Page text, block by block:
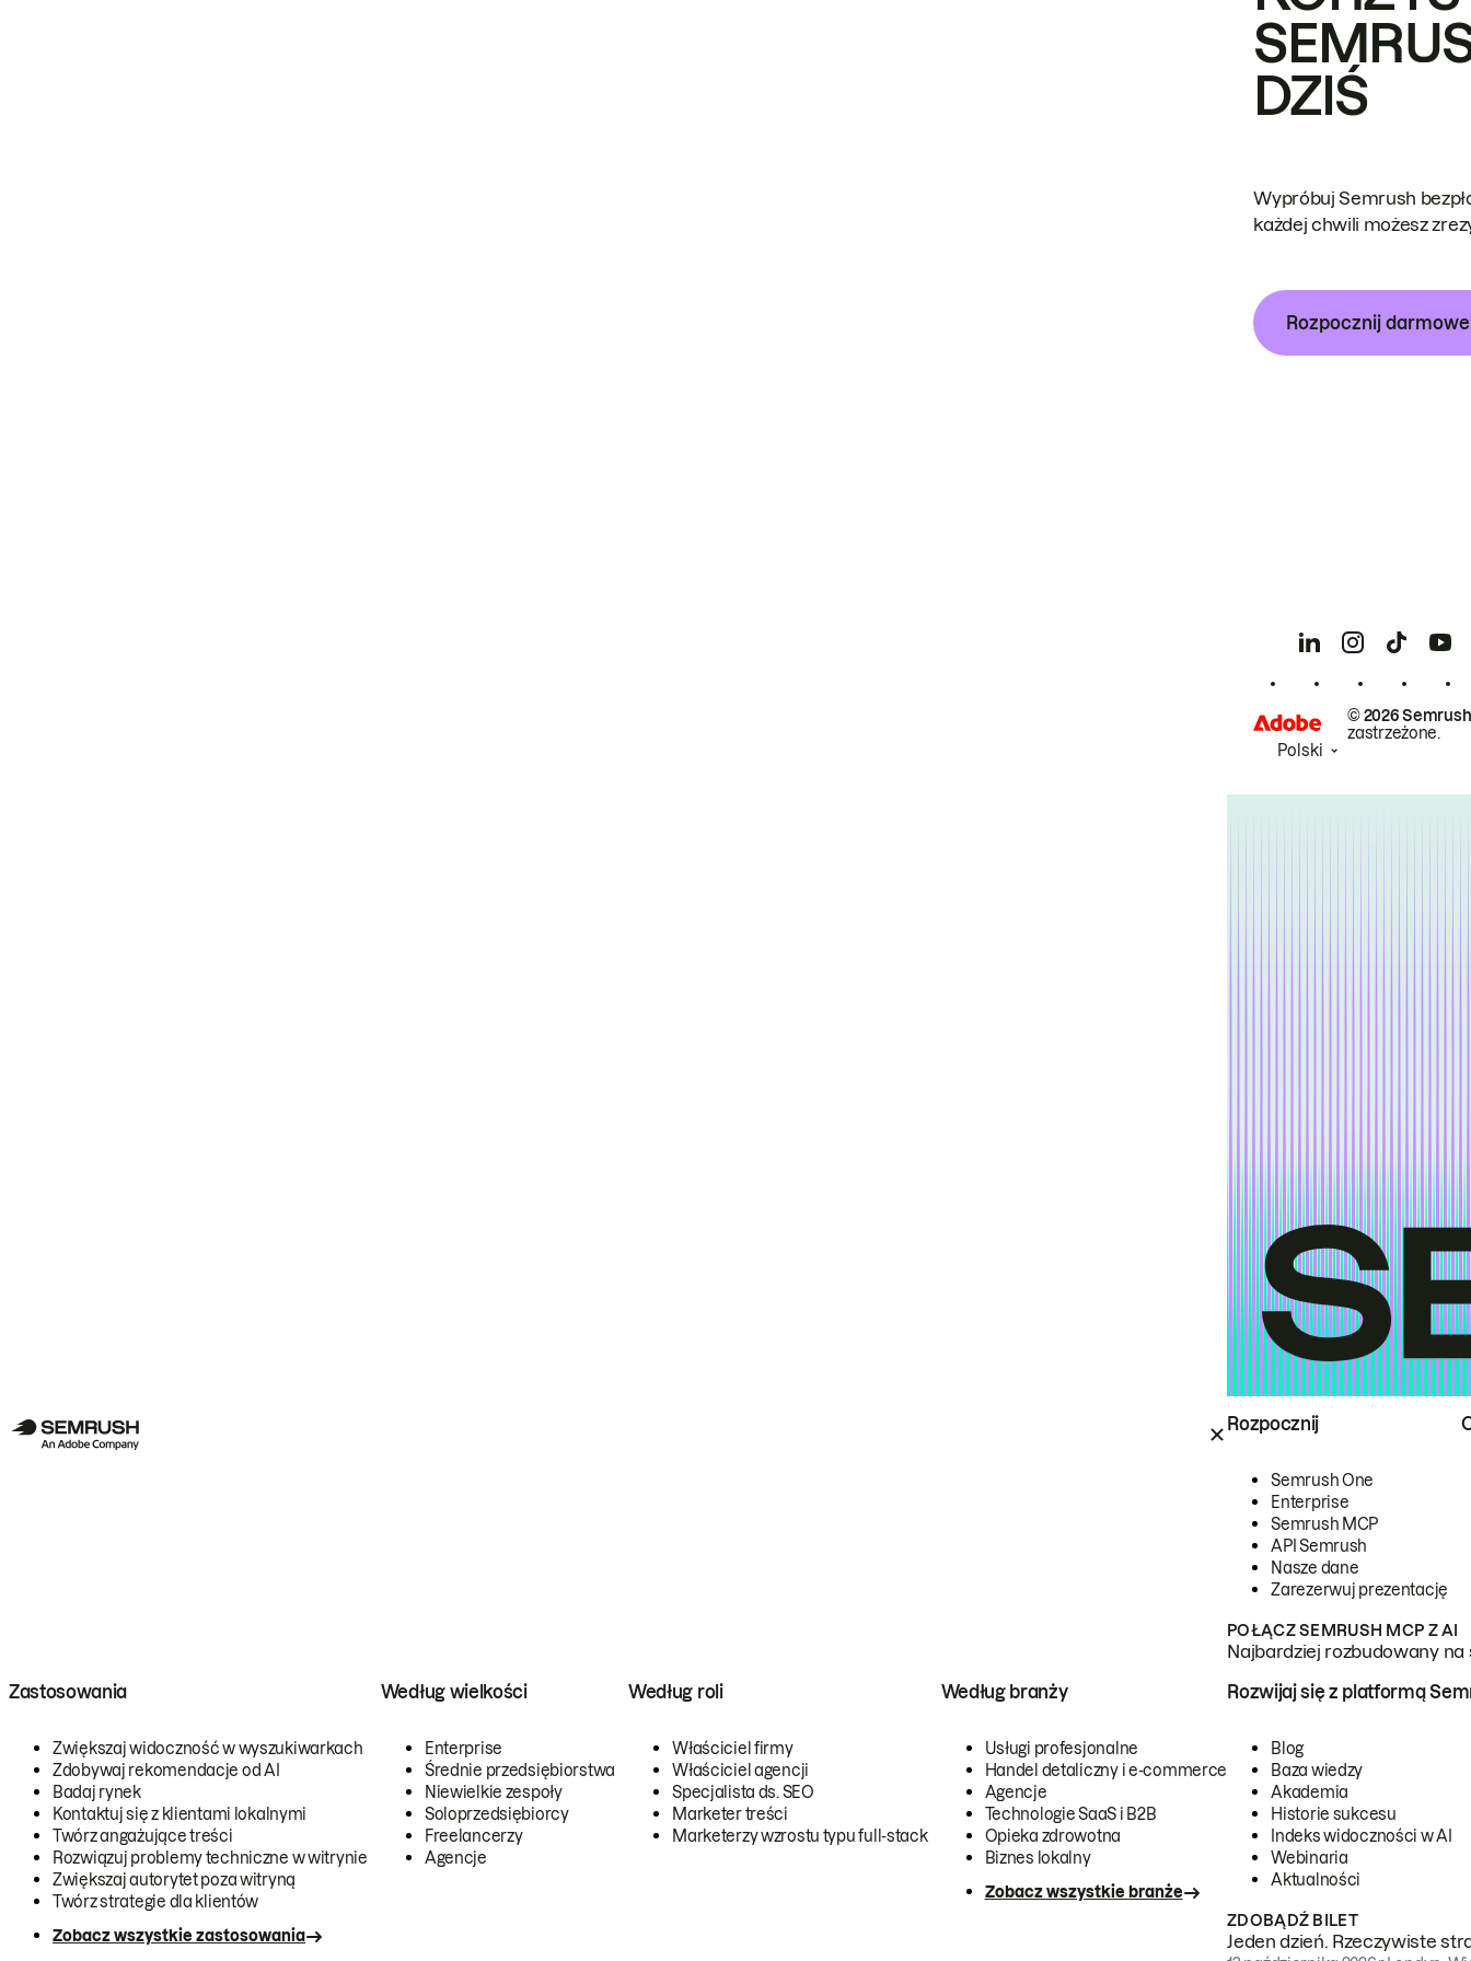
Rozpocznij
Semrush One
Enterprise
Semrush MCP
API Semrush
Nasze dane
Zarezerwuj prezentację
POŁĄCZ SEMRUSH MCP Z AI
Najbardziej rozbudowany
Zastosowania
Zwiększaj widoczność w wyszukiwarkach
Zdobywaj rekomendacje od AI
Badaj rynek
Kontaktuj się z klientami lokalnymi
Twórz angażujące treści
Rozwiązuj problemy techniczne w witrynie
Zwiększaj autorytet poza witryną
Twórz strategie dla klientów
Zobacz wszystkie zastosowania
Według wielkości
Enterprise
Średnie przedsiębiorstwa
Niewielkie zespoły
Soloprzedsiębiorcy
Freelancerzy
Agencje
Według roli
Właściciel firmy
Właściciel agencji
Specjalista ds. SEO
Marketer treści
Marketerzy wzrostu typu full-stack
Według branży
Usługi profesjonalne
Handel detaliczny i e-commerce
Agencje
Technologie SaaS i B2B
Opieka zdrowotna
Biznes lokalny
Zobacz wszystkie branże
Rozwijaj się z platformą
Blog
Baza wiedzy
Akademia
Historie sukcesu
Indeks widoczności w AI
Webinaria
Aktualności
ZDOBĄDŹ BILET
Jeden dzień. Rzeczywiste
DZIŚ
Wypróbuj Semrush
każdej chwili możesz
Rozpocznij
© 2026
zastrzeżone.
Polski